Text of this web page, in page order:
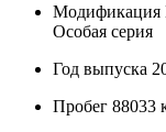
Модификация
Особая серия
Год выпуска
Пробег 88033